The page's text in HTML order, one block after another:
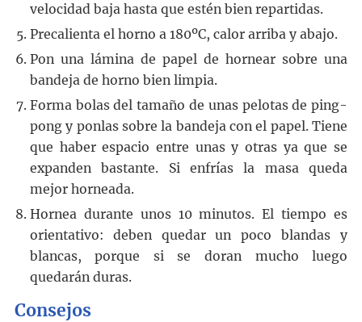
velocidad baja hasta que estén bien repartidas.
Precalienta el horno a 180ºC, calor arriba y abajo.
Pon una lámina de papel de hornear sobre una
bandeja de horno bien limpia.
Forma bolas del tamaño de unas pelotas de ping-
pong y ponlas sobre la bandeja con el papel. Tiene
que haber espacio entre unas y otras ya que se
expanden bastante. Si enfrías la masa queda
mejor horneada.
Hornea durante unos 10 minutos. El tiempo es
orientativo: deben quedar un poco blandas y
blancas, porque si se doran mucho luego
quedarán duras.
Consejos